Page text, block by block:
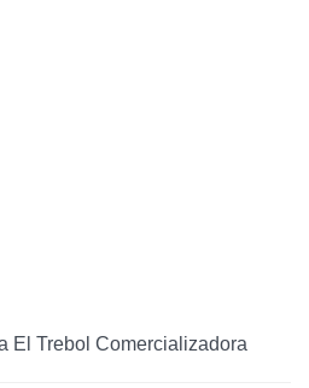
El Trebol Comercializadora